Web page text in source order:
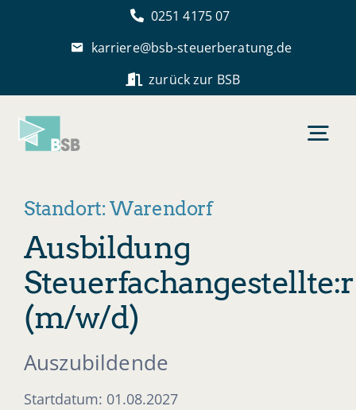
0251 4175 07
karriere@bsb-steuerberatung.de
zurück zur BSB
BSB als Arbeitgeber
Stellenangebote
Ausbildung
Standort: Warendorf
Ausbildung
Steuerfachangestellte:r
(m/w/d)
Auszubildende
Startdatum: 01.08.2027